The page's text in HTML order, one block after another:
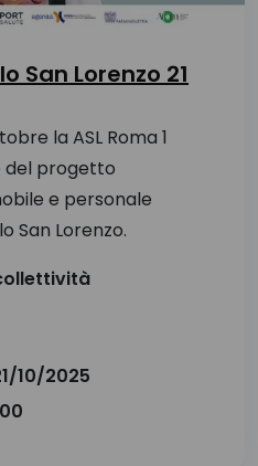
San Lorenzo 21
la ASL Roma 1
del progetto
e personale
San Lorenzo.
10/2025